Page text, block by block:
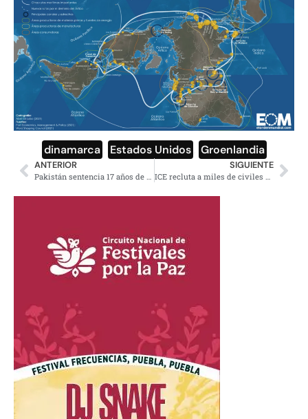
dinamarca Estados Unidos Groenlandia
ANTERIOR
Pakistán sentencia 17 años de prisión a exprimer Ministro y esposa
SIGUIENTE
ICE recluta a miles de civiles para ‘defender la patria’